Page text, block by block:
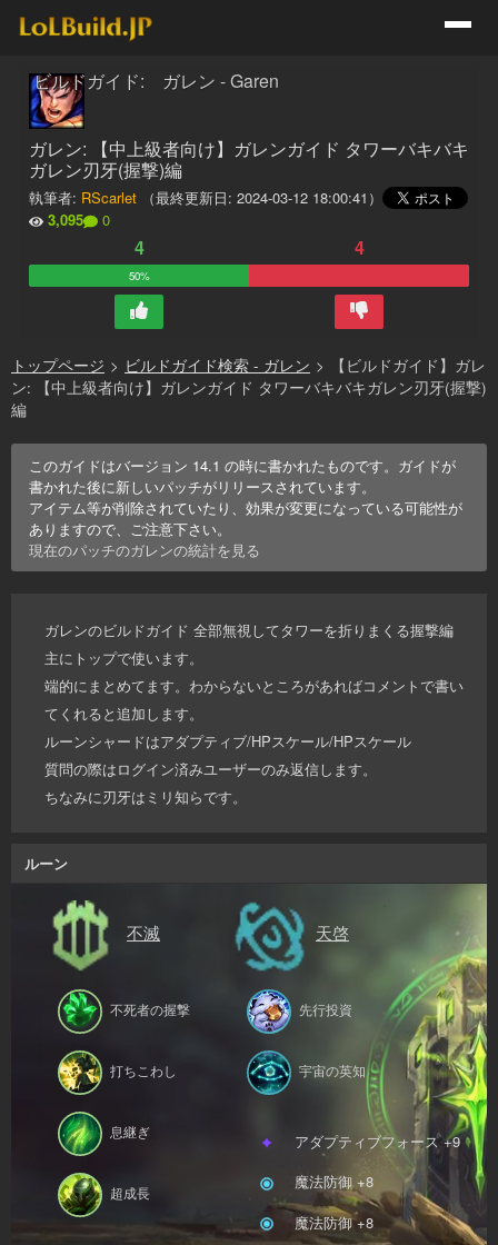
ビルドガイド: ガレン - Garen
ガレン: 【中上級者向け】ガレンガイド タワーバキバキ
ガレン刃牙(握撃)編
執筆者: RScarlet （最終更新日: 2024-03-12 18:00:41 ）
3,095
0
4 4
50%
トップページ > ビルドガイド検索 - ガレン >
【ビルドガイド】ガレ
ン: 【中上級者向け】ガレンガイド タワーバキバキガレン刃牙(握撃)
編
このガイドはバージョン 14.1 の時に書かれたものです。ガイドが
書かれた後に新しいパッチがリリースされています。
アイテム等が削除されていたり、効果が変更になっている可能性が
ありますので、ご注意下さい。
現在のパッチのガレンの統計を見る
ガレンのビルドガイド 全部無視してタワーを折りまくる握撃編
主にトップで使います。
端的にまとめてます。わからないところがあればコメントで書い
てくれると追加します。
ルーンシャードはアダプティブ/HPスケール/HPスケール
質問の際はログイン済みユーザーのみ返信します。
ちなみに刃牙はミリ知らです。
ルーン
不滅
不死者の握撃
打ちこわし
息継ぎ
超成長
天啓
先行投資
宇宙の英知
アダプティブフォース +9
魔法防御 +8
魔法防御 +8